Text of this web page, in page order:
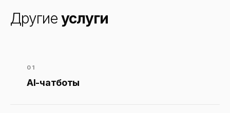
Другие услуги
01
AI-чатботы